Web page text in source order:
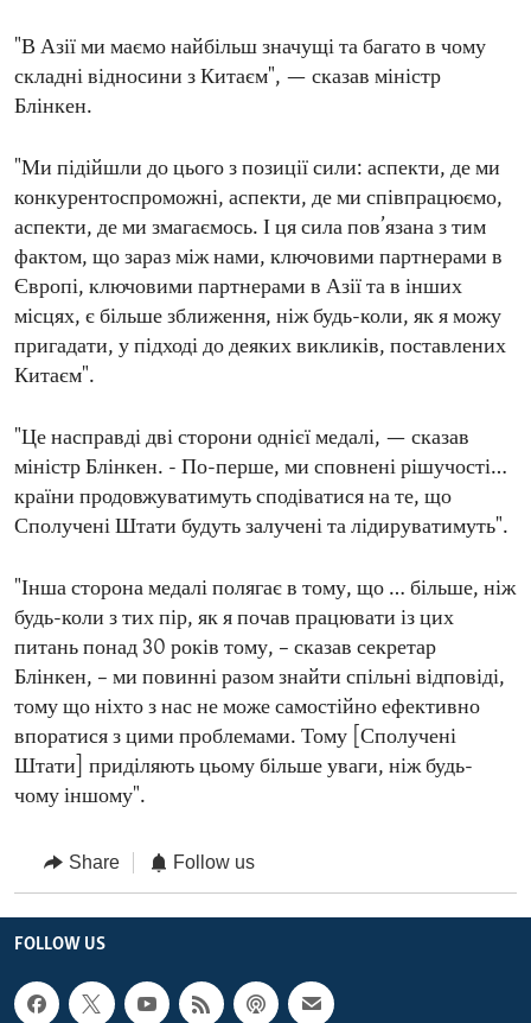
"В Азії ми маємо найбільш значущі та багато в чому
складні відносини з Китаєм", — сказав міністр
Блінкен.
"Ми підійшли до цього з позиції сили: аспекти, де ми
конкурентоспроможні, аспекти, де ми співпрацюємо,
аспекти, де ми змагаємось. І ця сила пов’язана з тим
фактом, що зараз між нами, ключовими партнерами в
Європі, ключовими партнерами в Азії та в інших
місцях, є більше зближення, ніж будь-коли, як я можу
пригадати, у підході до деяких викликів, поставлених
Китаєм".
"Це насправді дві сторони однієї медалі, — сказав
міністр Блінкен. - По-перше, ми сповнені рішучості…
країни продовжуватимуть сподіватися на те, що
Сполучені Штати будуть залучені та лідируватимуть".
"Інша сторона медалі полягає в тому, що … більше, ніж
будь-коли з тих пір, як я почав працювати із цих
питань понад 30 років тому, – сказав секретар
Блінкен, – ми повинні разом знайти спільні відповіді,
тому що ніхто з нас не може самостійно ефективно
впоратися з цими проблемами. Тому [Сполучені
Штати] приділяють цьому більше уваги, ніж будь-
чому іншому".
Share Follow us
FOLLOW US